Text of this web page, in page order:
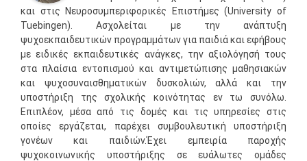
και στις Νευροσυμπεριφορικές Επιστήμες (University of
Tuebingen). Ασχολείται με την ανάπτυξη
ψυχοεκπαιδευτικών προγραμμάτων για παιδιά και εφήβους
με ειδικές εκπαιδευτικές ανάγκες, την αξιολόγησή τους
στα πλαίσια εντοπισμού και αντιμετώπισης μαθησιακών
και ψυχοσυναισθηματικών δυσκολιών, αλλά και την
υποστήριξη της σχολικής κοινότητας εν τω συνόλω.
Επιπλέον, μέσα από τις δομές και τις υπηρεσίες στις
οποίες εργάζεται, παρέχει συμβουλευτική υποστήριξη
γονέων και παιδιών.Έχει εμπειρία παροχής
ψυχοκοινωνικής υποστήριξης σε ευάλωτες ομάδες